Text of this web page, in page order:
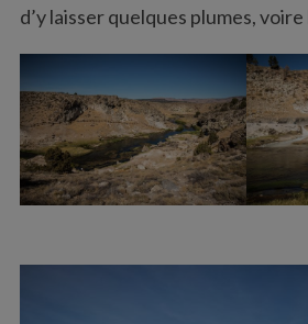
d’y laisser quelques plumes, voire